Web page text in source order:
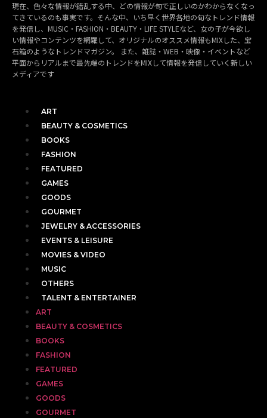
現在、色々な情報が錯乱する中、どの情報が旬で正しいのかわからなくなっ
てきているのも事実です。そんな中、いち早く世界各地の旬なトレンド情報
を発信し、MUSIC・FASHION・BEAUTY・LIFE STYLEなど、女の子が今欲し
い情報やコンテンツを網羅して、オリジナルのオススメ情報もMIXした、宝
石箱のようなトレンドマガジン。 また、雑誌・WEB・映像・イベントなど
平面からリアルまで最先端のトレンドをMIXして情報を発信していく新しい
メディアです
ART
BEAUTY & COSMETICS
BOOKS
FASHION
FEATURED
GAMES
GOODS
GOURMET
JEWELRY & ACCESSORIES
EVENTS & LEISURE
MOVIES & VIDEO
MUSIC
OTHERS
TALENT & ENTERTAINER
ART
BEAUTY & COSMETICS
BOOKS
FASHION
FEATURED
GAMES
GOODS
GOURMET